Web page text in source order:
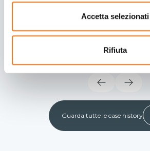
Accetta selezionati
Rifiuta
Guarda tutte le case history